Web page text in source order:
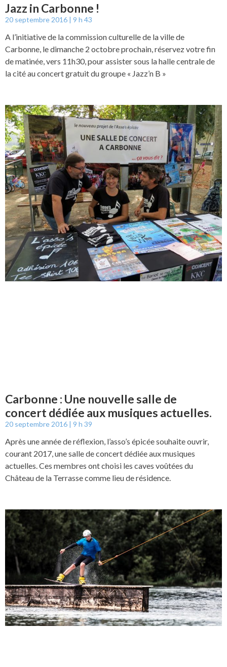
Jazz in Carbonne !
20 septembre 2016 9 h 43
A l’initiative de la commission culturelle de la ville de
Carbonne, le dimanche 2 octobre prochain, réservez votre fin
de matinée, vers 11h30, pour assister sous la halle centrale de
la cité au concert gratuit du groupe « Jazz’n B »
Carbonne : Une nouvelle salle de
concert dédiée aux musiques actuelles.
20 septembre 2016 9 h 39
Après une année de réflexion, l’asso’s épicée souhaite ouvrir,
courant 2017, une salle de concert dédiée aux musiques
actuelles. Ces membres ont choisi les caves voûtées du
Château de la Terrasse comme lieu de résidence.